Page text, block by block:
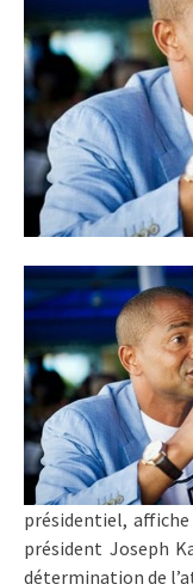
présidentiel,
président Joseph
détermination de